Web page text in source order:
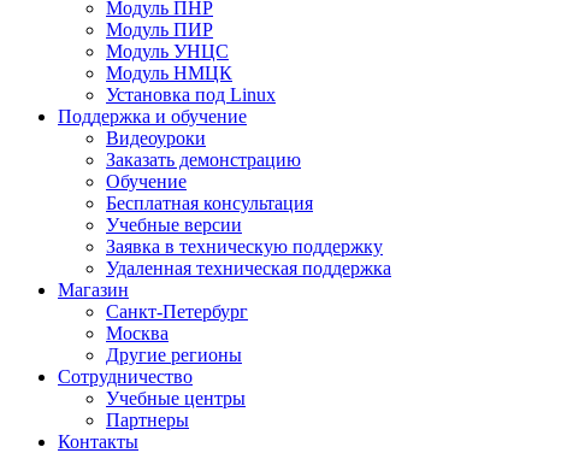
Модуль ПНР
Модуль ПИР
Модуль УНЦС
Модуль НМЦК
Установка под Linux
Поддержка и обучение
Видеоуроки
Заказать демонстрацию
Обучение
Бесплатная консультация
Учебные версии
Заявка в техническую поддержку
Удаленная техническая поддержка
Магазин
Санкт-Петербург
Москва
Другие регионы
Сотрудничество
Учебные центры
Партнеры
Контакты